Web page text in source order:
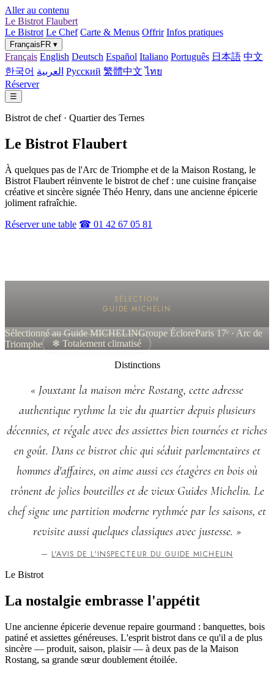
Aller au contenu
Le Bistrot Flaubert
Le Bistrot Le Chef Carte & Menus Offrir Infos pratiques
Français FR ▾
Français English Deutsch Español Italiano Português 日本語 中文
한국어 العربية Русский 繁體中文 ไทย
Réserver
☰
Bistrot de chef · Quartier des Ternes
Le Bistrot Flaubert
À quelques pas de l'Arc de Triomphe et de la Maison Rostang, le
Bistrot Flaubert réinvente le bistrot de chef : une cuisine française
créative et sincère signée Théo Henry, dans une ancienne épicerie
joliment rafraîchie.
Réserver une table ☎ 01 42 67 05 81
SÉLECTION
GUIDE MICHELIN
Sélectionné au Guide MICHELINGroupe ÉcloreParis 17ᵉ · Arc de
Triomphe
❄ Totalement climatisé
Distinctions
« Jouxtant la maison mère Rostang, cette adresse
authentique rythme la vie du quartier depuis plusieurs
décennies, et régale avec des assiettes bien tournées et riches
en goût. Dans ce bistrot chic qui séduit parlementaires et
hommes d'affaires, on aime aussi ces étagères en bois où
trônent de jolies bouteilles et de vieux Guides Michelin. Le
chef signe une partition moderne rythmée par les saisons, et
revisite aussi quelques classiques avec justesse. »
— L'AVIS DE L'INSPECTEUR DU GUIDE MICHELIN
Le Bistrot
La nostalgie embrasse l'appétit
Une ancienne épicerie devenue repaire gourmand : banquettes, bois
patiné et assiettes généreuses. L'esprit bistrot dans ce qu'il a de plus
sincère — produit, saison, plaisir — à deux pas de la Maison
Rostang, sa grande sœur doublement étoilée.